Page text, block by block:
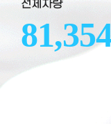
전체차량